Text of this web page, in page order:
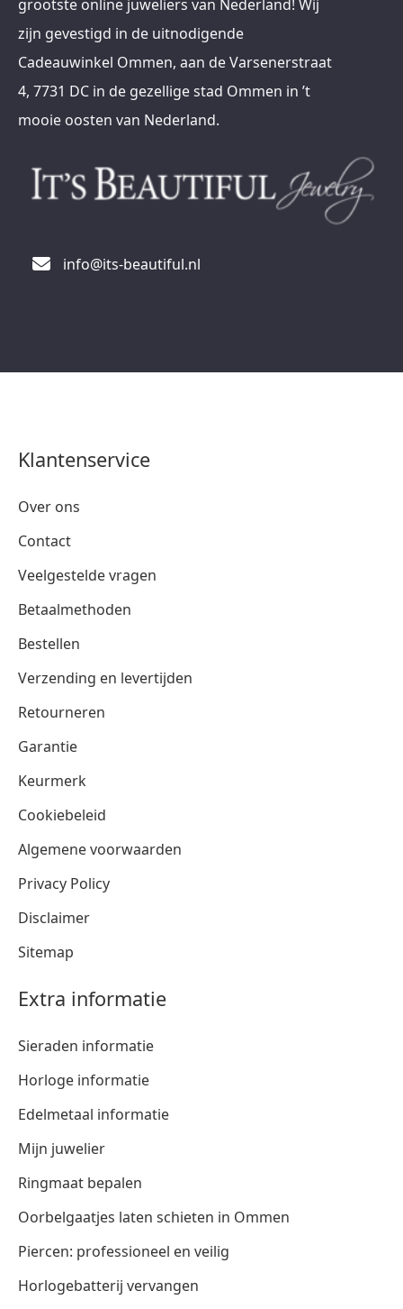
grootste online juweliers van Nederland! Wij
zijn gevestigd in de uitnodigende
Cadeauwinkel Ommen, aan de Varsenerstraat
4, 7731 DC in de gezellige stad Ommen in ’t
mooie oosten van Nederland.
info@its-beautiful.nl
Klantenservice
Over ons
Contact
Veelgestelde vragen
Betaalmethoden
Bestellen
Verzending en levertijden
Retourneren
Garantie
Keurmerk
Cookiebeleid
Algemene voorwaarden
Privacy Policy
Disclaimer
Sitemap
Extra informatie
Sieraden informatie
Horloge informatie
Edelmetaal informatie
Mijn juwelier
Ringmaat bepalen
Oorbelgaatjes laten schieten in Ommen
Piercen: professioneel en veilig
Horlogebatterij vervangen